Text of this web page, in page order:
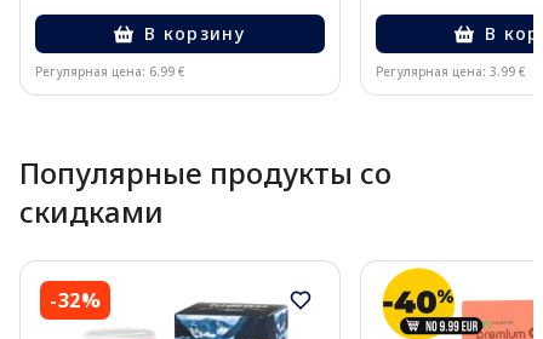
В корзину
Регулярная цена: 6.99 €
В
Регулярная цена: 3.99 €
Популярные продукты со
скидками
-32%